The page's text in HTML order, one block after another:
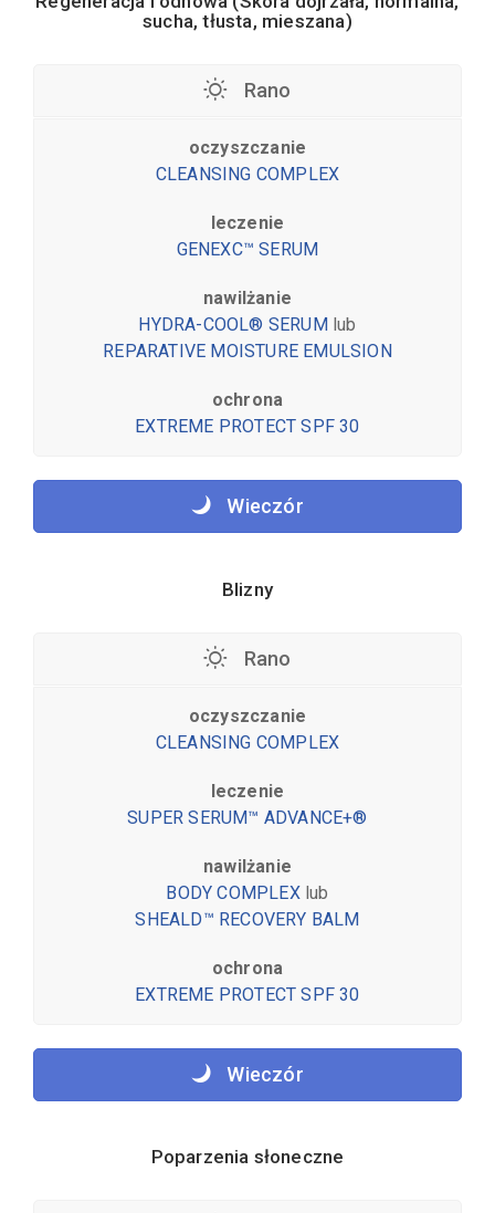
sucha, tłusta, mieszana)
Rano
oczyszczanie
CLEANSING COMPLEX
leczenie
GENEXC™ SERUM
nawilżanie
HYDRA-COOL® SERUMlub
REPARATIVE MOISTURE EMULSION
ochrona
EXTREME PROTECT SPF 30
Wieczór
Blizny
Rano
oczyszczanie
CLEANSING COMPLEX
leczenie
SUPER SERUM™ ADVANCE+®
nawilżanie
BODY COMPLEXlub
SHEALD™ RECOVERY BALM
ochrona
EXTREME PROTECT SPF 30
Wieczór
Poparzenia słoneczne